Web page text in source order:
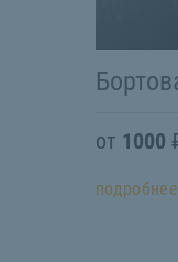
от 1000
подробнее